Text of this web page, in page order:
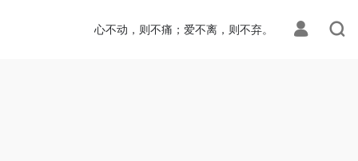
心不动，则不痛；爱不离，则不弃。